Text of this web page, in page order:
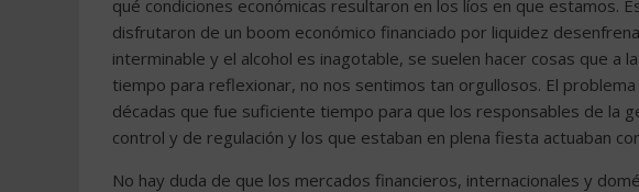
qué condiciones económicas resultaron en los líos en que estamos.
disfrutaron de un boom económico financiado por liquidez
interminable y el alcohol es inagotable, se suelen hacer cosas que a
tiempo para reflexionar, no nos sentimos tan orgullosos. El
décadas que fue suficiente tiempo para que los responsables de la
control y de regulación y los que estaban en plena fiesta actuaban
No hay duda de que los mercados financieros, internacionales y